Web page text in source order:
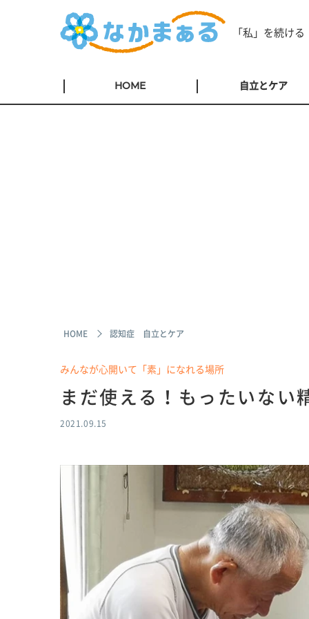
「私」を続け
HOME 自立とケア
HOME 認知症 自立とケア
みんなが心開いて「素」になれる場所
まだ使える！もったいない
2021.09.15